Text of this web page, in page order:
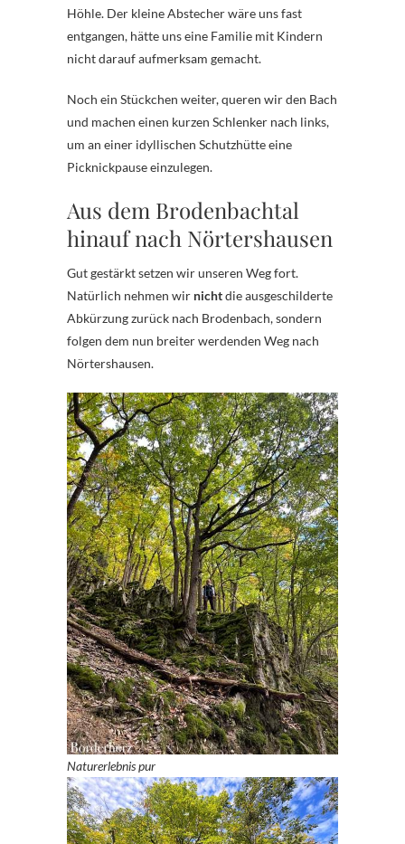
Höhle. Der kleine Abstecher wäre uns fast
entgangen, hätte uns eine Familie mit Kindern
nicht darauf aufmerksam gemacht.
Noch ein Stückchen weiter, queren wir den Bach
und machen einen kurzen Schlenker nach links,
um an einer idyllischen Schutzhütte eine
Picknickpause einzulegen.
Aus dem Brodenbachtal
hinauf nach Nörtershausen
Gut gestärkt setzen wir unseren Weg fort.
Natürlich nehmen wir nichtdie ausgeschilderte
Abkürzung zurück nach Brodenbach, sondern
folgen dem nun breiter werdenden Weg nach
Nörtershausen.
Naturerlebnis pur